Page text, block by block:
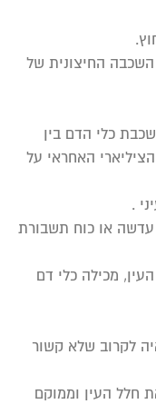
החיצונית של
כלי הדם בין
האחראי על
.
עדשה או כוח תשבורת
מכילה כלי דם
לקרוב שלא קשור
חלל העין וממוקם